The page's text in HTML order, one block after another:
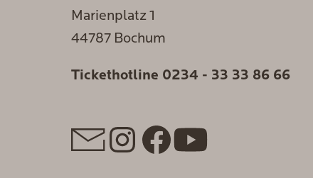
Marienplatz 1
44787 Bochum
Tickethotline 0234 - 33 33 86 66